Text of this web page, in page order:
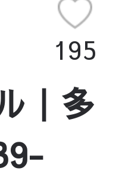
195
｜多